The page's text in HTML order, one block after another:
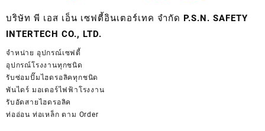
บริษัท พี เอส เอ็น เซฟตี้อินเตอร์เทค จำกัด P.S.N. SAFETY
INTERTECH CO., LTD.
จำหน่าย อุปกรณ์เซฟตี้
อุปกรณ์โรงงานทุกชนิด
รับซ่อมปั๊มไฮดรอลิคทุกชนิด
พันไดร์ มอเตอร์ไฟฟ้าโรงงาน
รับอัดสายไฮดรอลิค
ท่ออ่อน ท่อเหล็ก ตาม Order